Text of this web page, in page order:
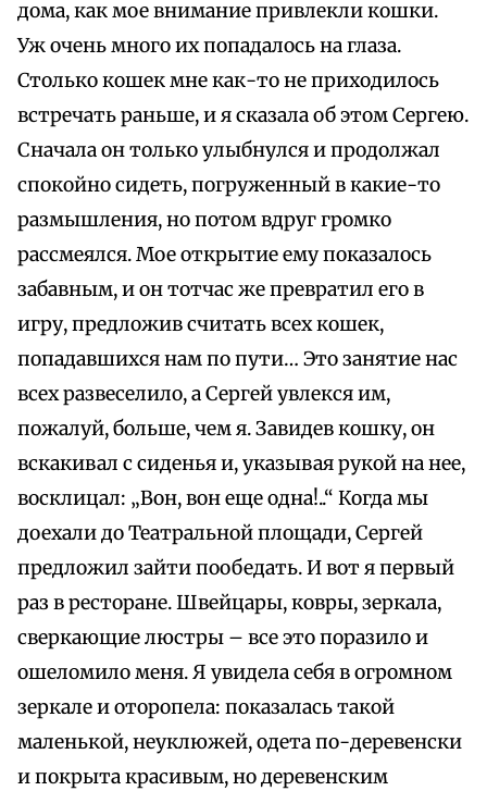
дома, как мое внимание привлекли кошки.
Уж очень много их попадалось на глаза.
Столько кошек мне как-то не приходилось
встречать раньше, и я сказала об этом Сергею.
Сначала он только улыбнулся и продолжал
спокойно сидеть, погруженный в какие-то
размышления, но потом вдруг громко
рассмеялся. Мое открытие ему показалось
забавным, и он тотчас же превратил его в
игру, предложив считать всех кошек,
попадавшихся нам по пути… Это занятие нас
всех развеселило, а Сергей увлекся им,
пожалуй, больше, чем я. Завидев кошку, он
вскакивал с сиденья и, указывая рукой на нее,
восклицал: „Вон, вон еще одна!..“ Когда мы
доехали до Театральной площади, Сергей
предложил зайти пообедать. И вот я первый
раз в ресторане. Швейцары, ковры, зеркала,
сверкающие люстры – все это поразило и
ошеломило меня. Я увидела себя в огромном
зеркале и оторопела: показалась такой
маленькой, неуклюжей, одета по-деревенски
и покрыта красивым, но деревенским